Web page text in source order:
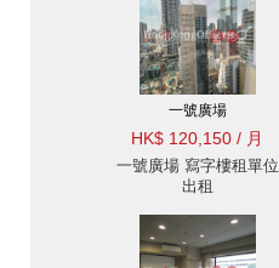
一號廣場
HK$ 120,150 / 月
一號廣場 寫字樓租單位
出租